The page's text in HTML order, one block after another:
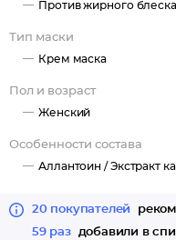
Против жирного
Тип маски
Крем маска
Пол и возраст
Женский
Особенности состава
Аллантоин /Экстракт
20 покупателей
59 раз
добавили в